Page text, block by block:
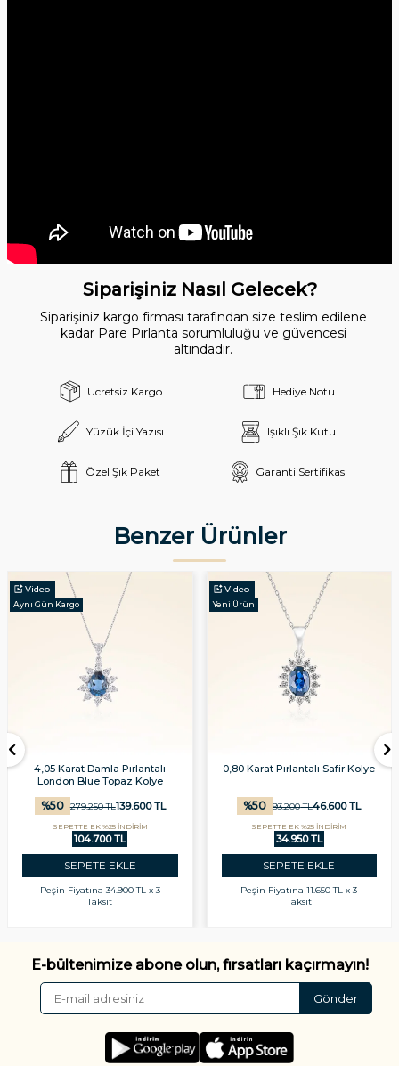
Siparişiniz Nasıl Gelecek?
Siparişiniz kargo firması tarafından size teslim edilene
kadar Pare Pırlanta sorumluluğu ve güvencesi
altındadır.
Ücretsiz Kargo Hediye Notu
Yüzük İçi Yazısı Işıklı Şık Kutu
Özel Şık Paket Garanti Sertifikası
Benzer Ürünler
Video
Aynı Gün Kargo
4,05 Karat Damla Pırlantalı
London Blue Topaz Kolye
%50 279.250TL139.600TL
SEPETTE EK %25 İNDİRİM
104.700 TL
SEPETE EKLE
Peşin Fiyatına 34.900 TL x 3
Taksit
Video
Yeni Ürün
0,80 Karat Pırlantalı Safir Kolye
%50 93.200TL46.600TL
SEPETTE EK %25 İNDİRİM
34.950 TL
SEPETE EKLE
Peşin Fiyatına11.650 TL x 3
Taksit
E-bültenimize abone olun, fırsatları kaçırmayın!
Gönder